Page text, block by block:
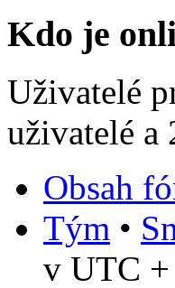
Kdo je
Uživatelé
uživatelé a
Obsah
Tým •
v UTC